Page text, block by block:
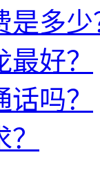
是多少
好？
吗？